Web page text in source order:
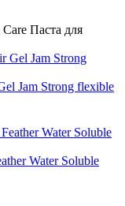
Паста для
Jam Strong flexible
Water Soluble